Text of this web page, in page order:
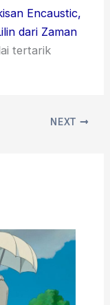
Encaustic,
dari Zaman
tertarik
NEXT